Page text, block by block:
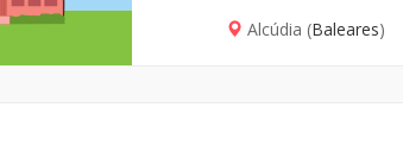
Alcúdia (Baleares)